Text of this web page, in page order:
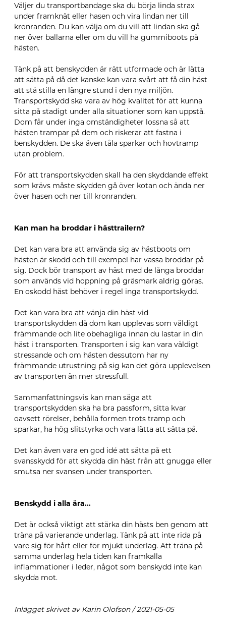
Väljer du transportbandage ska du börja linda strax
under framknät eller hasen och vira lindan ner till
kronranden. Du kan välja om du vill att lindan ska gå
ner över ballarna eller om du vill ha gummiboots på
hästen.
Tänk på att benskydden är rätt utformade och är lätta
att sätta på då det kanske kan vara svårt att få din häst
att stå stilla en längre stund i den nya miljön.
Transportskydd ska vara av hög kvalitet för att kunna
sitta på stadigt under alla situationer som kan uppstå.
Dom får under inga omständigheter lossna så att
hästen trampar på dem och riskerar att fastna i
benskydden. De ska även tåla sparkar och hovtramp
utan problem.
För att transportskydden skall ha den skyddande effekt
som krävs måste skydden gå över kotan och ända ner
över hasen och ner till kronranden.
Kan man ha broddar i hästtrailern?
Det kan vara bra att använda sig av hästboots om
hästen är skodd och till exempel har vassa broddar på
sig. Dock bör transport av häst med de långa broddar
som används vid hoppning på gräsmark aldrig göras.
En oskodd häst behöver i regel inga transportskydd.
Det kan vara bra att vänja din häst vid
transportskydden då dom kan upplevas som väldigt
främmande och lite obehagliga innan du lastar in din
häst i transporten. Transporten i sig kan vara väldigt
stressande och om hästen dessutom har ny
främmande utrustning på sig kan det göra upplevelsen
av transporten än mer stressfull.
Sammanfattningsvis kan man säga att
transportskydden ska ha bra passform, sitta kvar
oavsett rörelser, behålla formen trots tramp och
sparkar, ha hög slitstyrka och vara lätta att sätta på.
Det kan även vara en god idé att sätta på ett
svansskydd för att skydda din häst från att gnugga eller
smutsa ner svansen under transporten.
Benskydd i alla ära...
Det är också viktigt att stärka din hästs ben genom att
träna på varierande underlag. Tänk på att inte rida på
vare sig för hårt eller för mjukt underlag. Att träna på
samma underlag hela tiden kan framkalla
inflammationer i leder, något som benskydd inte kan
skydda mot.
Inlägget skrivet av Karin Olofson / 2021-05-05